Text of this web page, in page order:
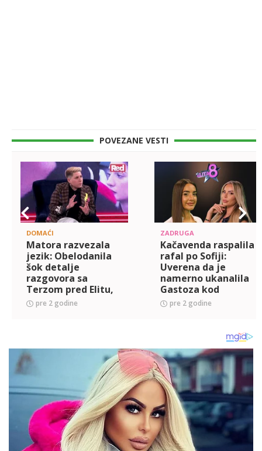
POVEZANE VESTI
DOMAĆI
Matora razvezala
jezik: Obelodanila
šok detalje
razgovora sa
Terzom pred Elitu,
pa brutalno urnisala
Sofiju! (VIDEO)
pre 2 godine
ZADRUGA
Kačavenda raspalila
rafal po Sofiji:
Uverena da je
namerno ukanalila
Gastoza kod
Anđele! (VIDEO)
pre 2 godine